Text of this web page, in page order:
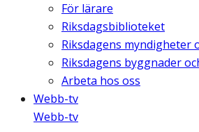
För lärare
Riksdagsbiblioteket
Riksdagens myndigheter
Riksdagens byggnader
Arbeta hos oss
Webb-tv
Webb-tv